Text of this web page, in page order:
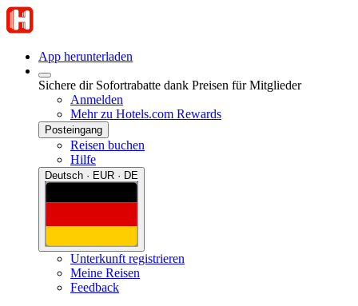
App herunterladen
Sichere dir Sofortrabatte dank Preisen für Mitglieder
Anmelden
Mehr zu Hotels.com Rewards
Posteingang
Reisen buchen
Hilfe
Deutsch · EUR · DE
Unterkunft registrieren
Meine Reisen
Feedback